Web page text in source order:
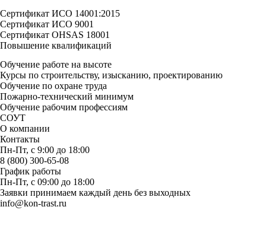
Сертификат ИСО 14001:2015
Сертификат ИСО 9001
Сертификат OHSAS 18001
Повышение квалификаций
Обучение работе на высоте
Курсы по строительству, изысканию, проектированию
Обучение по охране труда
Пожарно-технический минимум
Обучение рабочим профессиям
СОУТ
О компании
Контакты
Пн-Пт, с 9:00 до 18:00
8 (800) 300-65-08
График работы
Пн-Пт, с 09:00 до 18:00
Заявки принимаем каждый день без выходных
info@kon-trast.ru